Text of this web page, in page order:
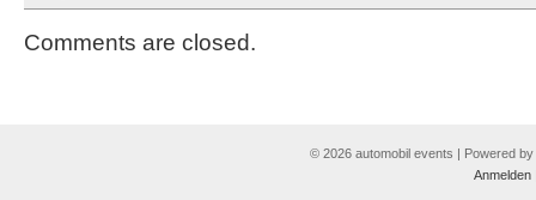
Comments are closed.
© 2026 automobil events | Powered by
Anmelden|